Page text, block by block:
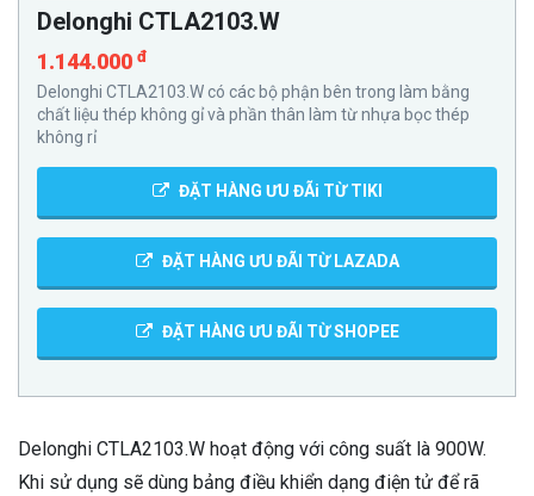
Delonghi CTLA2103.W
1.144.000 đ
Delonghi CTLA2103.W có các bộ phận bên trong làm bằng
chất liệu thép không gỉ và phần thân làm từ nhựa bọc thép
không rỉ
ĐẶT HÀNG ƯU ĐÃi TỪ TIKI
ĐẶT HÀNG ƯU ĐÃI TỪ LAZADA
ĐẶT HÀNG ƯU ĐÃI TỪ SHOPEE
Delonghi CTLA2103.W hoạt động với công suất là 900W.
Khi sử dụng sẽ dùng bảng điều khiển dạng điện tử để rã